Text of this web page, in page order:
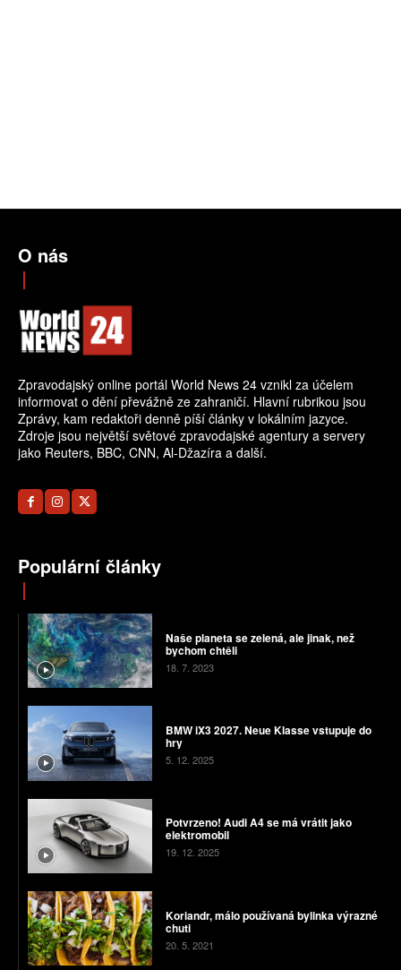
O nás
Zpravodajský online portál World News 24 vznikl za účelem
informovat o dění převážně ze zahraničí. Hlavní rubrikou jsou
Zprávy, kam redaktoři denně píší články v lokálním jazyce.
Zdroje jsou největší světové zpravodajské agentury a servery
jako Reuters, BBC, CNN, Al-Džazíra a další.
Populární články
Naše planeta se zelená, ale jinak, než
bychom chtěli
18. 7. 2023
BMW iX3 2027. Neue Klasse vstupuje do
hry
5. 12. 2025
Potvrzeno! Audi A4 se má vrátit jako
elektromobil
19. 12. 2025
Koriandr, málo používaná bylinka výrazné
chuti
20. 5. 2021